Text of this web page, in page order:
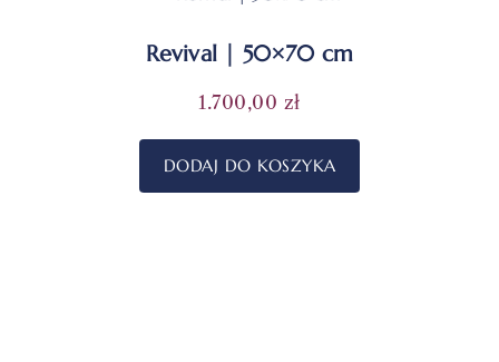
Revival | 50×70 cm
1.700,00 zł
DODAJ DO KOSZYKA